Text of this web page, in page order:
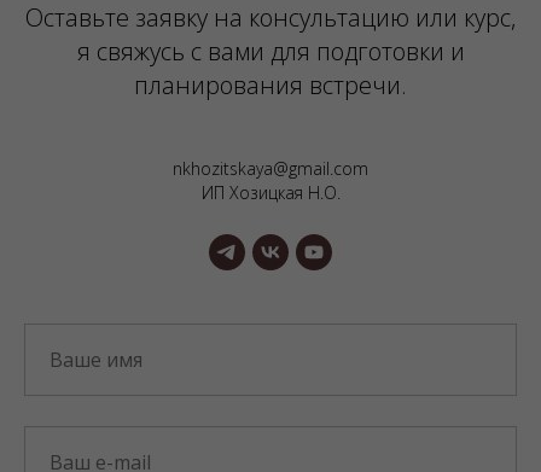
Оставьте заявку на консультацию или курс,
я свяжусь с вами для подготовки и
планирования встречи.
nkhozitskaya@gmail.com
ИП Хозицкая Н.О.